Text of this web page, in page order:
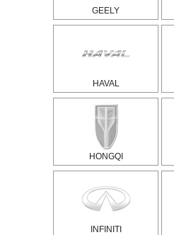
GEELY
HAVAL
HONGQI
INFINITI